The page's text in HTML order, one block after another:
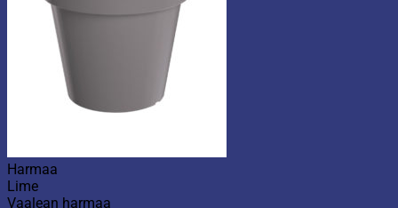
Harmaa
Lime
Vaalean harmaa